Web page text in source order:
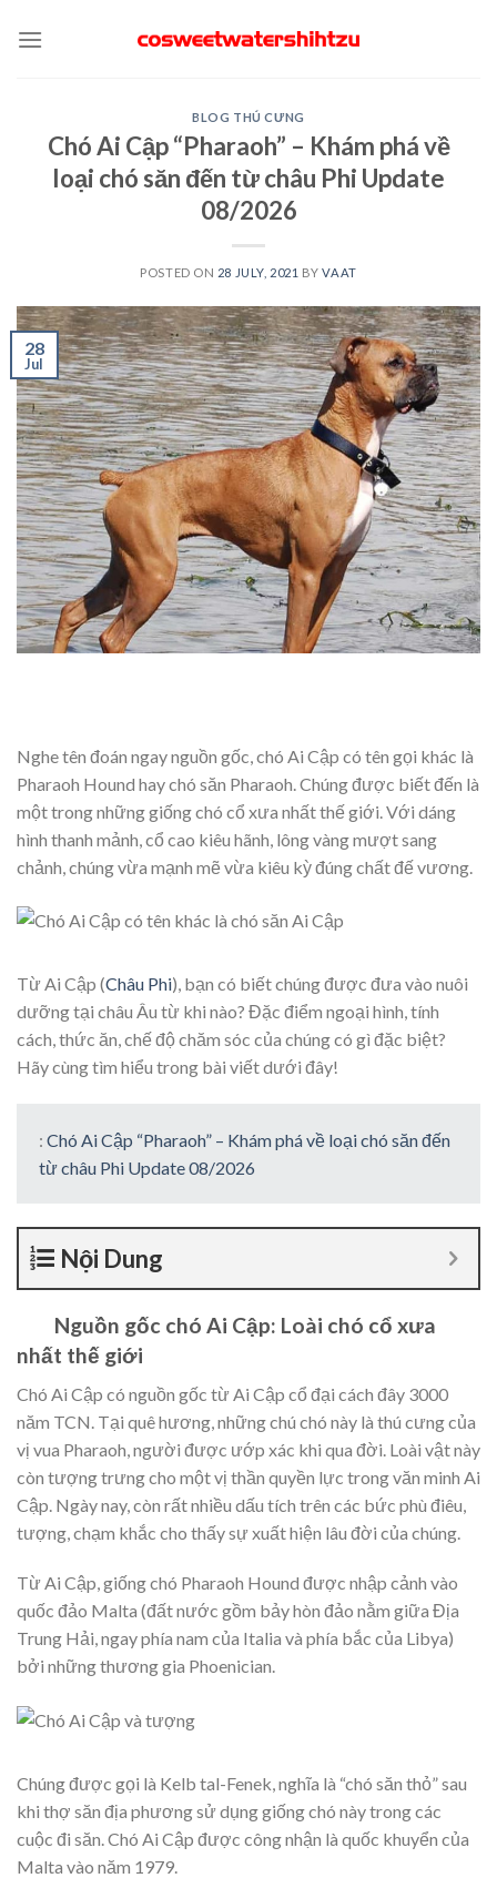
BLOG THÚ CƯNG
Chó Ai Cập “Pharaoh” – Khám phá về
loại chó săn đến từ châu Phi Update
08/2026
POSTED ON 28 JULY, 2021 BYVAAT
28
Jul
Nghe tên đoán ngay nguồn gốc, chó Ai Cập có tên gọi khác là
Pharaoh Hound hay chó săn Pharaoh. Chúng được biết đến là
một trong những giống chó cổ xưa nhất thế giới. Với dáng
hình thanh mảnh, cổ cao kiêu hãnh, lông vàng mượt sang
chảnh, chúng vừa mạnh mẽ vừa kiêu kỳ đúng chất đế vương.
Từ Ai Cập (Châu Phi), bạn có biết chúng được đưa vào nuôi
dưỡng tại châu Âu từ khi nào? Đặc điểm ngoại hình, tính
cách, thức ăn, chế độ chăm sóc của chúng có gì đặc biệt?
Hãy cùngtìm hiểu trong bài viết dưới đây!
: Chó Ai Cập “Pharaoh” – Khám phá về loại chó săn đến
từ châu Phi Update 08/2026
Nội Dung
Nguồn gốc chó Ai Cập: Loài chó cổ xưa
nhất thế giới
Chó Ai Cập có nguồn gốc từ Ai Cập cổ đại cách đây 3000
năm TCN. Tại quê hương, những chú chó này là thú cưng của
vị vua Pharaoh, người được ướp xác khi qua đời. Loài vật này
còn tượng trưng cho một vị thần quyền lực trong văn minh Ai
Cập. Ngày nay, còn rất nhiều dấu tích trên các bức phù điêu,
tượng, chạm khắc cho thấy sự xuất hiện lâu đời của chúng.
Từ Ai Cập, giống chó Pharaoh Hound được nhập cảnh vào
quốc đảo Malta (đất nước gồm bảy hòn đảo nằm giữa Địa
Trung Hải, ngay phía nam của Italia và phía bắc của Libya)
bởi những thương gia Phoenician.
Chúng được gọi là Kelb tal-Fenek, nghĩa là “chó săn thỏ” sau
khi thợ săn địa phương sử dụng giống chó này trong các
cuộc đi săn. Chó Ai Cập được công nhận là quốc khuyển của
Malta vào năm 1979.